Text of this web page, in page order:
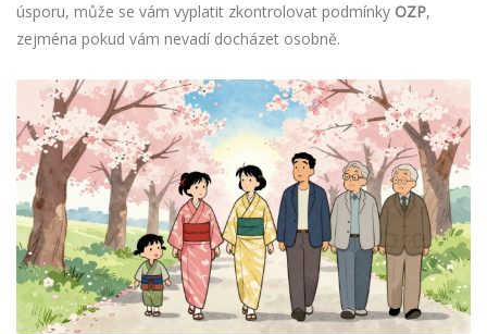
úsporu, může se vám vyplatit zkontrolovat podmínky OZP,
zejména pokud vám nevadí docházet osobně.